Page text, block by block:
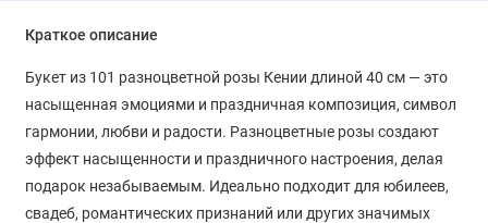
Краткое описание
Букет из 101 разноцветной розы Кении длиной 40 см — это
насыщенная эмоциями и праздничная композиция, символ
гармонии, любви и радости. Разноцветные розы создают
эффект насыщенности и праздничного настроения, делая
подарок незабываемым. Идеально подходит для юбилеев,
свадеб, романтических признаний или других значимых